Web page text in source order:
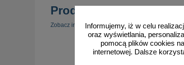
Informujemy, iż w celu
oraz wyświetlania,
pomocą plików cookies
internetowej. Dalsze
Produkty popularne
Zobacz inne popularne produkty w tej kategorii.